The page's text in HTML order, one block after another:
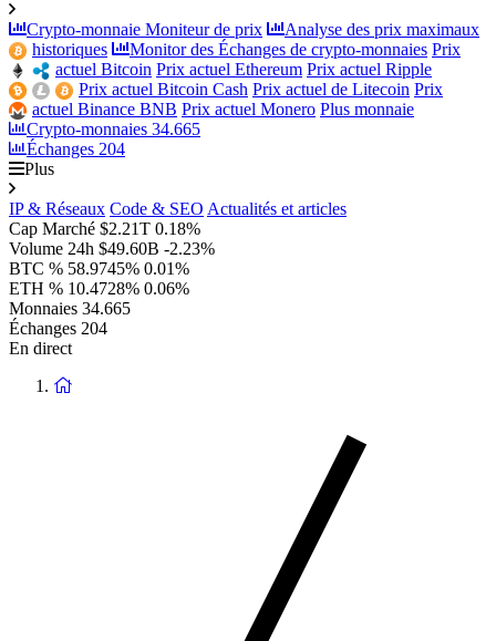
Crypto-monnaie Moniteur de prix
Analyse des prix maximaux
historiques
Monitor des Échanges de crypto-monnaies Prix
actuel Bitcoin Prix actuel Ethereum Prix actuel Ripple
Prix actuel Bitcoin Cash Prix actuel de Litecoin Prix
actuel Binance BNB Prix actuel Monero Plus monnaie
Crypto-monnaies 34.665
Échanges 204
Plus
IP & Réseaux Code & SEO Actualités et articles
Cap Marché $2.21T 0.18%
Volume 24h $49.60B -2.23%
BTC % 58.9745% 0.01%
ETH % 10.4728% 0.06%
Monnaies 34.665
Échanges 204
En direct